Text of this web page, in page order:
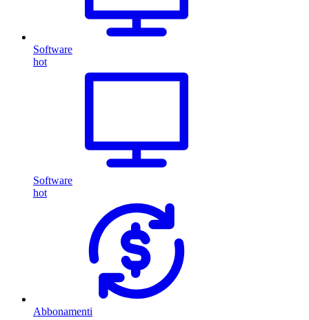
Software
hot
Software
hot
Abbonamenti